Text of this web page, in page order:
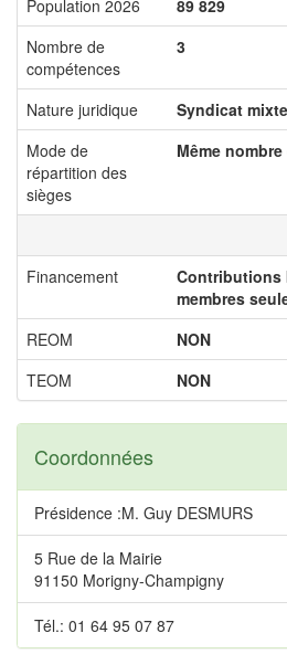
Population 2026
89 829
Nombre de
compétences
3
Nature juridique
Syndicat
Mode de
répartition des
sièges
Même
Financement
Contributions
membres
REOM
NON
TEOM NON
Coordonnées
Présidence :M. Guy DESMURS
5 Rue de la Mairie
91150 Morigny-Champigny
Tél.: 01 64 95 07 87